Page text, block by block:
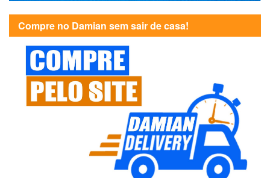
Compre no Damian sem sair de casa!